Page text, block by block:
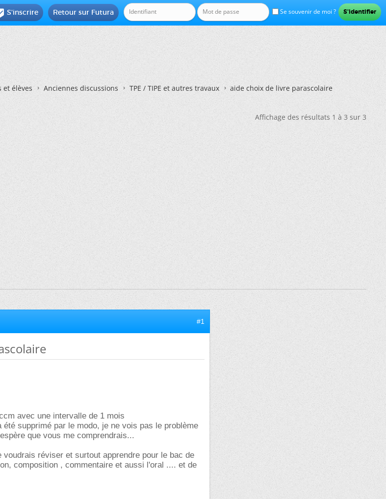
Se souvenir de moi ?
Retour sur Futura
S'inscrire
et élèves Anciennes discussions TPE / TIPE et autres travaux aide choix de livre parascolaire
Affichage des résultats 1 à 3 sur 3
#1
avec une intervalle de 1 mois
supprimé par le modo, je ne vois pas le problème
que vous me comprendrais...
réviser et surtout apprendre pour le bac de
composition , commentaire et aussi l'oral .... et de